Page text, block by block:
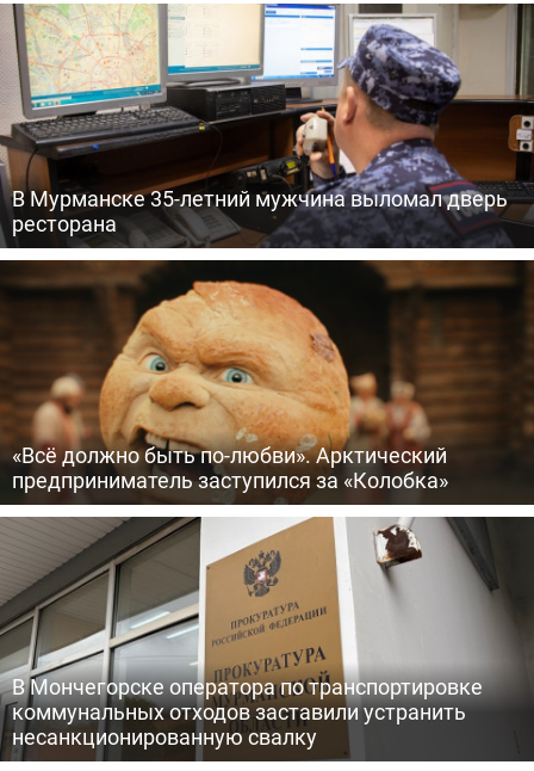
В Мурманске 35-летний мужчина выломал дверь
ресторана
«Всё должно быть по-любви». Арктический
предприниматель заступился за «Колобка»
В Мончегорске оператора по транспортировке
коммунальных отходов заставили устранить
несанкционированную свалку